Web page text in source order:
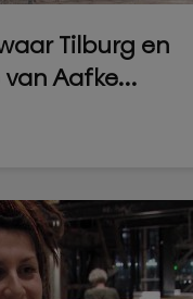
Tilburg en
Aafke...